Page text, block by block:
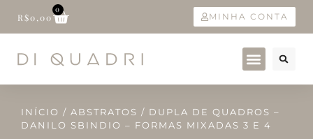
R$0,00
0
MINHA CONTA
INÍCIO / ABSTRATOS / DUPLA DE QUADROS –
DANILO SBINDIO – FORMAS MIXADAS 3 E 4